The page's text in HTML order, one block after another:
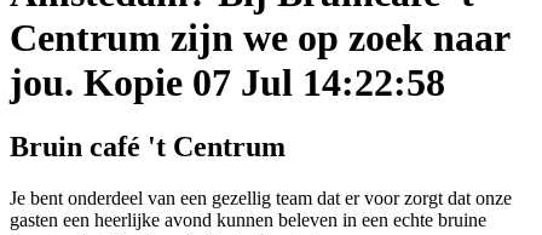
Centrum zijn we op zoek naar
jou. Kopie 07 Jul 14:22:58
Bruin café 't Centrum
Je bent onderdeel van een gezellig team dat er voor zorgt dat onze
gasten een heerlijke avond kunnen beleven in een echte bruine